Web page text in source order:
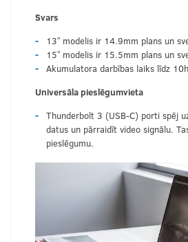
Svars
13” modelis ir 14.9mm plans un
15” modelis ir 15.5mm plans un
Akumulatora darbības laiks līdz 10h
Universāla pieslēgumvieta
Thunderbolt 3 (USB-C) porti spēj
datus un pārraidīt video signālu.
pieslēgumu.